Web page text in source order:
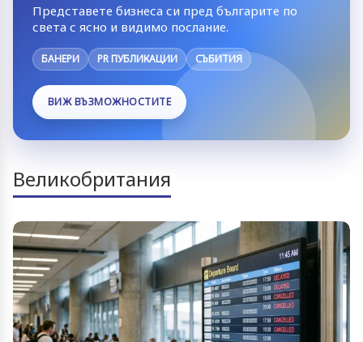
Представете бизнеса си пред българите по
света с ясно и видимо послание.
БАНЕРИ PR ПУБЛИКАЦИИ СЪБИТИЯ
ВИЖ ВЪЗМОЖНОСТИТЕ
Великобритания